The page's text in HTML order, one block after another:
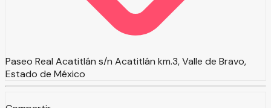
Paseo Real Acatitlán s/n Acatitlán km.3, Valle de Bravo,
Estado de México